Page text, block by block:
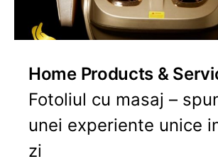
Home Products &
Fotoliul cu masaj –
unei experiente unice
zi